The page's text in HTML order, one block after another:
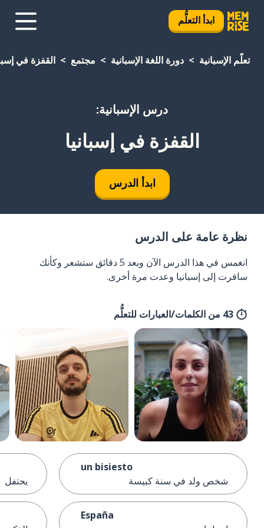
ابدأ التعلُّم
تعلَّم الإسبانية دورة اللغة الإسبانية مجتمع القفزة في
درس الإسبانية:
القفزة في إسبانيا
ابدأ الدرس
نظرة عامة على الدرس
انغمس في هذا الدرس الآن وبعد 5 دقائق ستشعر وكأنك
سافرت إلى إسبانيا وعدت مرة أخرى.
43 من الكلمات/العبارات للتعلُّم
un bisiesto
شخص ولد في سنة كبيسة
España
يحتفل